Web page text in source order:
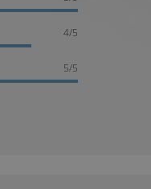
4/5
5/5